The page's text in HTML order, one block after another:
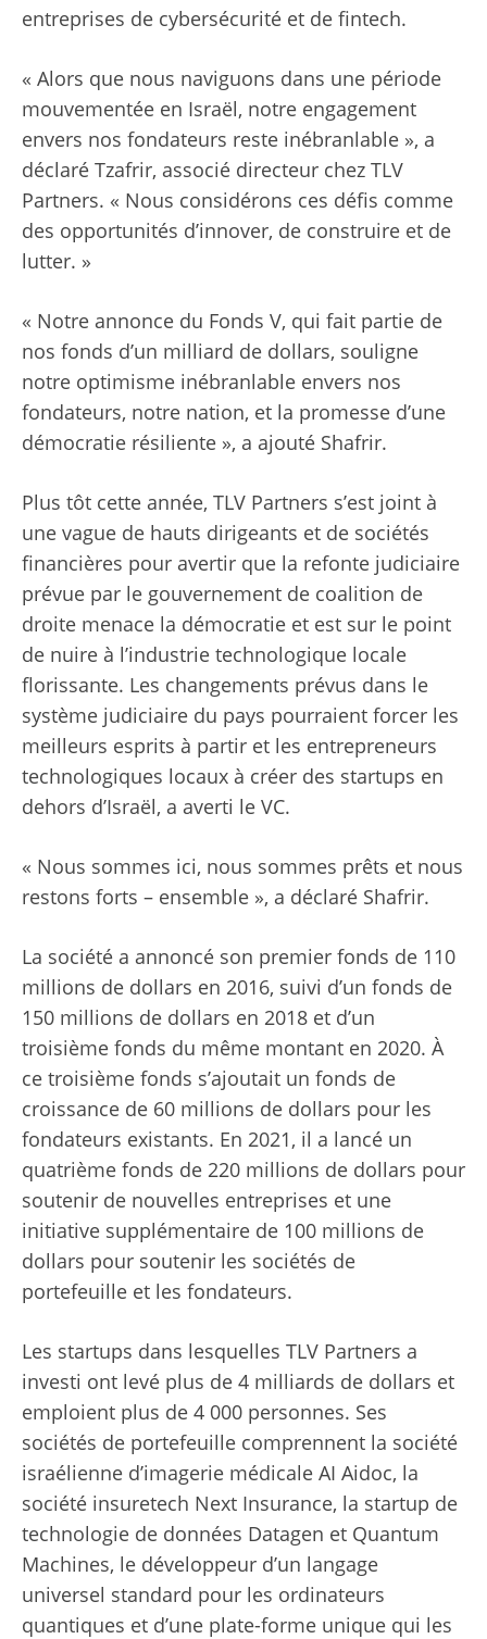
entreprises de cybersécurité et de fintech.
« Alors que nous naviguons dans une période
mouvementée en Israël, notre engagement
envers nos fondateurs reste inébranlable », a
déclaré Tzafrir, associé directeur chez TLV
Partners. « Nous considérons ces défis comme
des opportunités d’innover, de construire et de
lutter. »
« Notre annonce du Fonds V, qui fait partie de
nos fonds d’un milliard de dollars, souligne
notre optimisme inébranlable envers nos
fondateurs, notre nation, et la promesse d’une
démocratie résiliente », a ajouté Shafrir.
Plus tôt cette année, TLV Partners s’est joint à
une vague de hauts dirigeants et de sociétés
financières pour avertir que la refonte judiciaire
prévue par le gouvernement de coalition de
droite menace la démocratie et est sur le point
de nuire à l’industrie technologique locale
florissante. Les changements prévus dans le
système judiciaire du pays pourraient forcer les
meilleurs esprits à partir et les entrepreneurs
technologiques locaux à créer des startups en
dehors d’Israël, a averti le VC.
« Nous sommes ici, nous sommes prêts et nous
restons forts – ensemble », a déclaré Shafrir.
La société a annoncé son premier fonds de 110
millions de dollars en 2016, suivi d’un fonds de
150 millions de dollars en 2018 et d’un
troisième fonds du même montant en 2020. À
ce troisième fonds s’ajoutait un fonds de
croissance de 60 millions de dollars pour les
fondateurs existants. En 2021, il a lancé un
quatrième fonds de 220 millions de dollars pour
soutenir de nouvelles entreprises et une
initiative supplémentaire de 100 millions de
dollars pour soutenir les sociétés de
portefeuille et les fondateurs.
Les startups dans lesquelles TLV Partners a
investi ont levé plus de 4 milliards de dollars et
emploient plus de 4 000 personnes. Ses
sociétés de portefeuille comprennent la société
israélienne d’imagerie médicale AI Aidoc, la
société insuretech Next Insurance, la startup de
technologie de données Datagen et Quantum
Machines, le développeur d’un langage
universel standard pour les ordinateurs
quantiques et d’une plate-forme unique qui les